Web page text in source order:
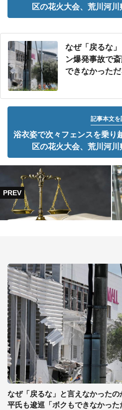
区の花火大会、荒川河
なぜ「戻るな
ン爆発事故で
できなかっただ
記事本文を
浴衣姿で次々フェンスを乗
区の花火大会、荒川河
なぜ「戻るな」と言えなかった
平氏も逡巡「ボクもできなかった